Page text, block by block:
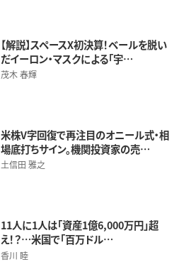
【解説】スペースX初決算！ベールを脱い
だイーロン・マスクによる「宇…
茂木 春輝
米株V字回復で再注目のオニール式・相
場底打ちサイン。機関投資家の売…
土信田 雅之
11人に1人は「資産1億6,000万円」超
え！？…米国で「百万ドル…
香川 睦